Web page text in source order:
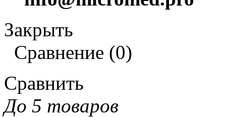
Закрыть
Сравнение (0)
Сравнить
До 5 товаров